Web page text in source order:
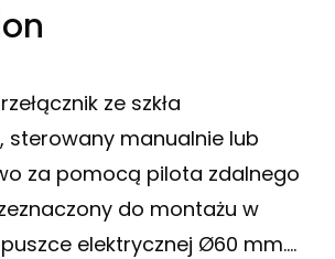
ze szkła
sterowany manualnie lub
za pomocą pilota zdalnego
do montażu w
elektrycznej Ø60 mm….